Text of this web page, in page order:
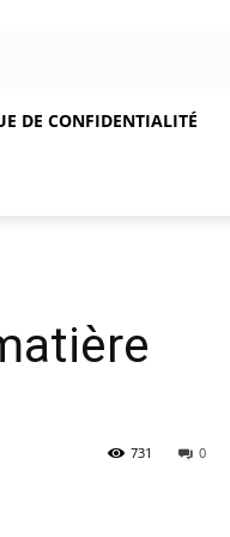
DE CONFIDENTIALITÉ
0
731